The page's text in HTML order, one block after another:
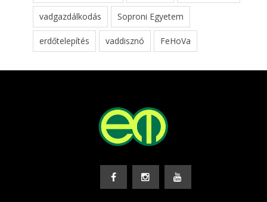
vadgazdálkodás Soproni Egyetem
erdőtelepítés vaddisznó FeHoVa